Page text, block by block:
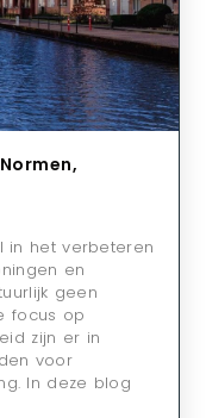
in het verbeteren
en
geen
focus op
zijn er in
voor
In deze blog